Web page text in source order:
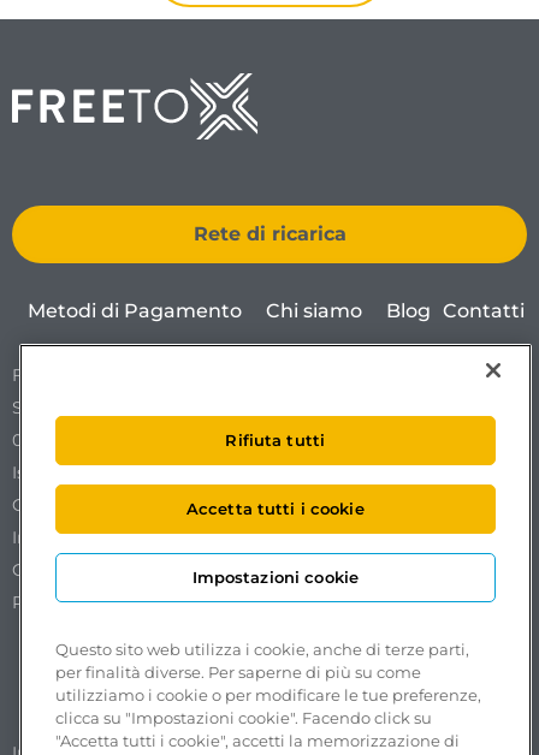
Rete di ricarica
Metodi di Pagamento Chi siamo Blog Contatti
Free To X – Mobilize S.p.A.
Sede Legale Via Ostiense 72 edificio 31
00154 Roma
Iscrizione al REA n. RM1761519.
Codice Fiscale. Partita IVA e iscrizione al Registro delle
Imprese di Roma n. 18102051002.
Capitale sociale €50.000,00 interamente versato.
Pec:
freetox-mobilize@pec.mobilize.freeto-x.it
Questo sito web utilizza i cookie, anche di terze parti,
per finalità diverse. Per saperne di più su come
utilizziamo i cookie o per modificare le tue preferenze,
clicca su "Impostazioni cookie". Facendo click su
"Accetta tutti i cookie", accetti la memorizzazione di
Rifiuta tutti
Accetta tutti i cookie
Impostazioni cookie